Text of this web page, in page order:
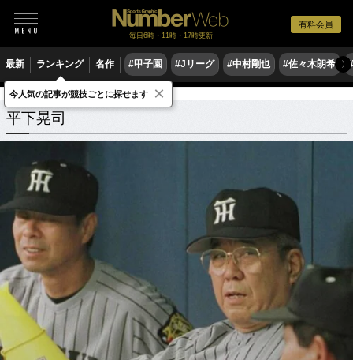
有料会員
毎日6時・11時・17時更新
最新 ランキング 名作 #甲子園 #Jリーグ #中村剛也 #佐々木朗希 〉
平下晃司 関連記事
平下晃司
今人気の記事が競技ごとに探せます ×